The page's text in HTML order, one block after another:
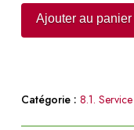
Cloche
Ajouter au panier
Catégorie : 8.1. Service